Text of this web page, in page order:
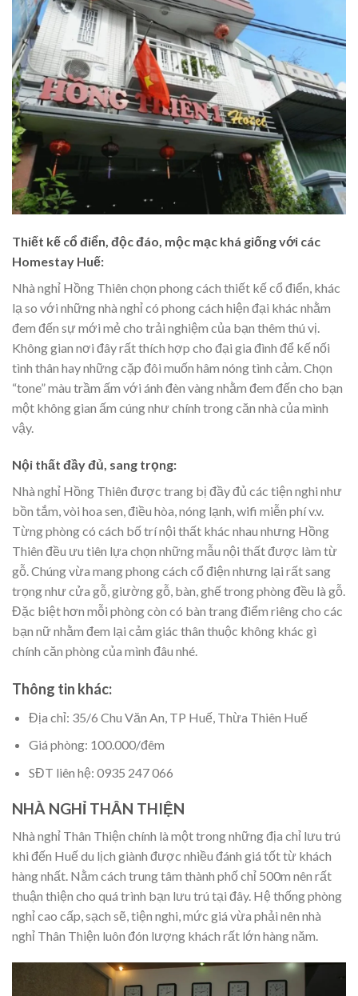
Thiết kế cổ điển, độc đáo, mộc mạc khá giống với các
Homestay Huế:
Nhà nghỉ Hồng Thiên chọn phong cách thiết kế cổ điển, khác
lạ so với những nhà nghỉ có phong cách hiện đại khác nhằm
đem đến sự mới mẻ cho trải nghiệm của bạn thêm thú vị.
Không gian nơi đây rất thích hợp cho đại gia đình để kế nối
tình thân hay những cặp đôi muốn hâm nóng tình cảm. Chọn
“tone” màu trầm ấm với ánh đèn vàng nhằm đem đến cho bạn
một không gian ấm cúng như chính trong căn nhà của mình
vậy.
Nội thất đầy đủ, sang trọng:
Nhà nghỉ Hồng Thiên được trang bị đầy đủ các tiện nghi như
bồn tắm, vòi hoa sen, điều hòa, nóng lạnh, wifi miễn phí v.v.
Từng phòng có cách bố trí nội thất khác nhau nhưng Hồng
Thiên đều ưu tiên lựa chọn những mẫu nội thất được làm từ
gỗ. Chúng vừa mang phong cách cổ điện nhưng lại rất sang
trọng như cửa gỗ, giường gỗ, bàn, ghế trong phòng đều là gỗ.
Đặc biệt hơn mỗi phòng còn có bàn trang điểm riêng cho các
bạn nữ nhằm đem lại cảm giác thân thuộc không khác gì
chính căn phòng của mình đâu nhé.
Thông tin khác:
Địa chỉ: 35/6 Chu Văn An, TP Huế, Thừa Thiên Huế
Giá phòng: 100.000/đêm
SĐT liên hệ: 0935 247 066
NHÀ NGHỈ THÂN THIỆN
Nhà nghỉ Thân Thiện chính là một trong những địa chỉ lưu trú
khi đến Huế du lịch giành được nhiều đánh giá tốt từ khách
hàng nhất. Nằm cách trung tâm thành phố chỉ 500m nên rất
thuận thiện cho quá trình bạn lưu trú tại đây. Hệ thống phòng
nghỉ cao cấp, sạch sẽ, tiện nghi, mức giá vừa phải nên nhà
nghỉ Thân Thiện luôn đón lượng khách rất lớn hàng năm.